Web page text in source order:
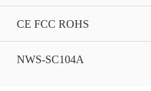
CE FCC ROHS
NWS-SC104A